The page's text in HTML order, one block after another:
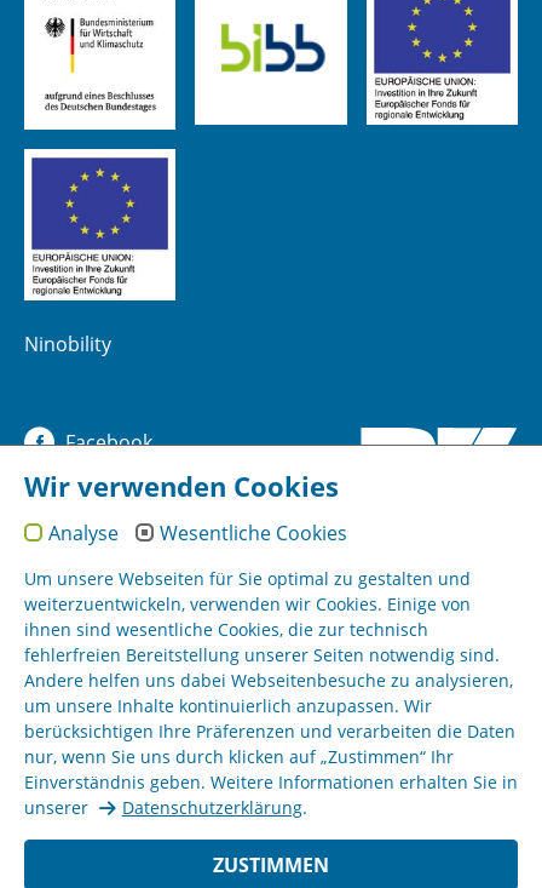
Ninobility
Facebook
YouTube
Instagram
Sitemap
Impressum
AGB
Datenschutz
Wir verwenden Cookies
Analyse Wesentliche Cookies
Um unsere Webseiten für Sie optimal zu gestalten und
weiterzuentwickeln, verwenden wir Cookies. Einige von
ihnen sind wesentliche Cookies, die zur technisch
fehlerfreien Bereitstellung unserer Seiten notwendig sind.
Andere helfen uns dabei Webseitenbesuche zu analysieren,
um unsere Inhalte kontinuierlich anzupassen. Wir
berücksichtigen Ihre Präferenzen und verarbeiten die Daten
nur, wenn Sie uns durch klicken auf „Zustimmen“ Ihr
Einverständnis geben. Weitere Informationen erhalten Sie in
unserer
Datenschutzerklärung.
ZUSTIMMEN